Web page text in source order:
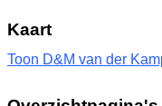
Kaart
Toon D&M van der